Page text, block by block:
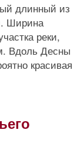
длинный из
Ширина
реки,
Вдоль Десны
красивая